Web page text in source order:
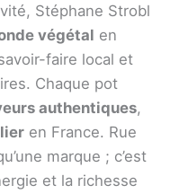
Stéphane Strobl
végétal en
faire local et
Chaque pot
authentiques,
en France. Rue
marque ; c’est
et la richesse